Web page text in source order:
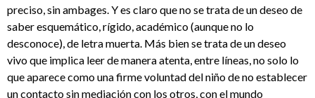
preciso, sin ambages. Y es claro que no se trata de un deseo de
saber esquemático, rígido, académico (aunque no lo
desconoce), de letra muerta. Más bien se trata de un deseo
vivo que implica leer de manera atenta, entre líneas, no solo lo
que aparece como una firme voluntad del niño de no establecer
un contacto sin mediación con los otros, con el mundo